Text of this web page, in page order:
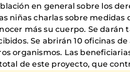
en general sobre los
niñas charlas sobre
más su cuerpo. Se
Se abrirán 10 oficinas
organismos. Las
de este proyecto, que